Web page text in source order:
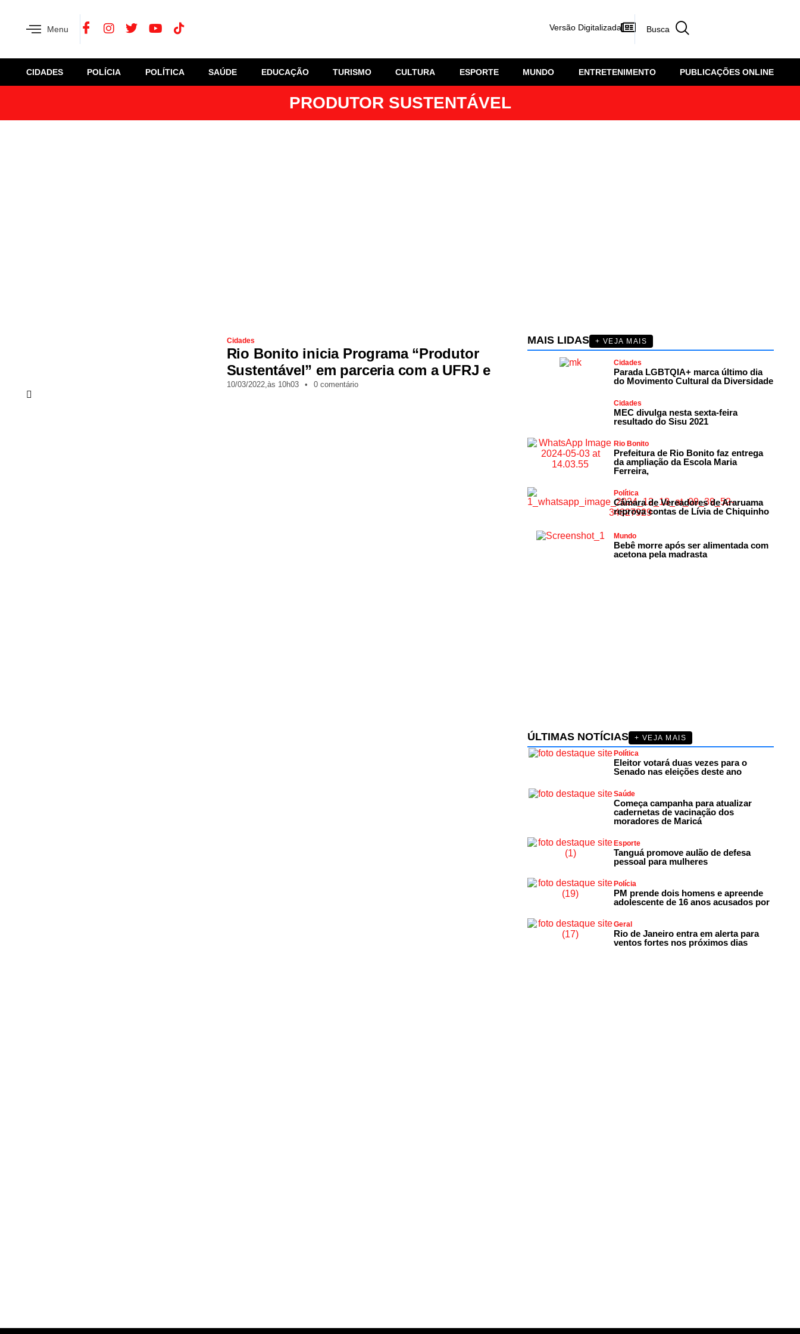
Menu Versão Digitalizada
CIDADES POLÍCIA POLÍTICA SAÚDE EDUCAÇÃO TURISMO CULTURA ESPORTE MUNDO ENTRETENIMENTO PUBLICAÇÕES ONLINE
PRODUTOR SUSTENTÁVEL
Cidades
Rio Bonito inicia Programa “Produtor
Sustentável” em parceria com a UFRJ e
10/03/2022,às 10h03 • 0 comentário
MAIS LIDAS + VEJA MAIS
Cidades
Parada LGBTQIA+ marca último dia
do Movimento Cultural da Diversidade
Cidades
MEC divulga nesta sexta-feira
resultado do Sisu 2021
Rio Bonito
Prefeitura de Rio Bonito faz entrega
da ampliação da Escola Maria
Ferreira,
Política
Câmara de Vereadores de Araruama
reprova contas de Lívia de Chiquinho
Mundo
Bebê morre após ser alimentada com
acetona pela madrasta
ÚLTIMAS NOTÍCIAS
+ VEJA MAIS
Política
Eleitor votará duas vezes para o
Senado nas eleições deste ano
Saúde
Começa campanha para atualizar
cadernetas de vacinação dos
moradores de Maricá
Esporte
Tanguá promove aulão de defesa
pessoal para mulheres
Polícia
PM prende dois homens e apreende
adolescente de 16 anos acusados por
Geral
Rio de Janeiro entra em alerta para
ventos fortes nos próximos dias